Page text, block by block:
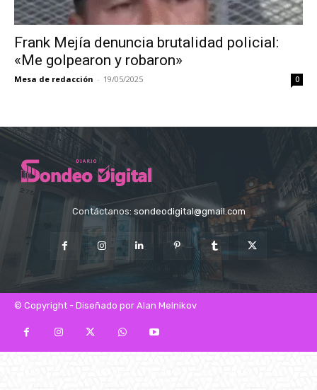
Frank Mejía denuncia brutalidad policial:
«Me golpearon y robaron»
Mesa de redacción - 19/05/2025 0
Contáctanos: sondeodigital@gmail.com
© Copyright - Diseñado por Alan Melnikov